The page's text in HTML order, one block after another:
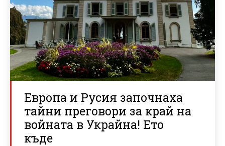
Европа и Русия започнаха
тайни преговори за край на
войната в Украйна! Ето
къде